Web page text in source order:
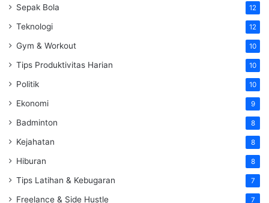
Sepak Bola 12
Teknologi 12
Gym & Workout 10
Tips Produktivitas Harian 10
Politik 10
Ekonomi 9
Badminton 8
Kejahatan 8
Hiburan 8
Tips Latihan & Kebugaran 7
Freelance & Side Hustle 7